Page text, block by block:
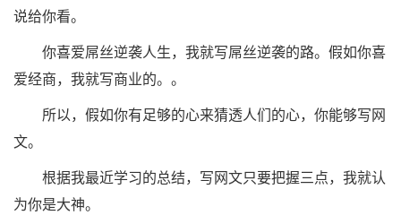
说给你看。
你喜爱屌丝逆袭人生，我就写屌丝逆袭的路。假如你喜
爱经商，我就写商业的。。
所以，假如你有足够的心来猜透人们的心，你能够写网
文。
根据我最近学习的总结，写网文只要把握三点，我就认
为你是大神。